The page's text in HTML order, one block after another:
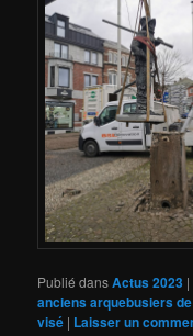
Publié dansActus 2023 |
anciens arquebusiers
visé | Laisser un